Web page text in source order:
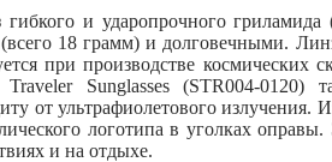
и ударопрочного
18 грамм) и долговечными.
при производстве космических
Sunglasses (STR004-0120)
от ультрафиолетового излучения.
логотипа в уголках
и на отдыхе.